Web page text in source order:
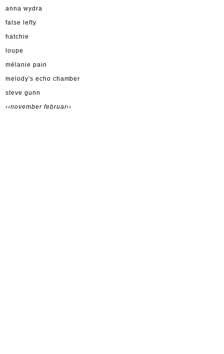
anna wydra
false lefty
hatchie
loupe
mélanie pain
melody's echo chamber
steve gunn
‹‹november februar››